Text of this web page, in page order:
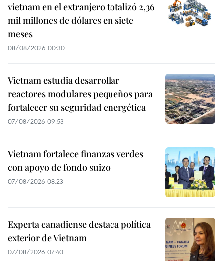
vietnam en el extranjero totalizó 2,36
mil millones de dólares en siete
meses
08/08/2026 00:30
Vietnam estudia desarrollar
reactores modulares pequeños para
fortalecer su seguridad energética
07/08/2026 09:53
Vietnam fortalece finanzas verdes
con apoyo de fondo suizo
07/08/2026 08:23
Experta canadiense destaca política
exterior de Vietnam
07/08/2026 07:40